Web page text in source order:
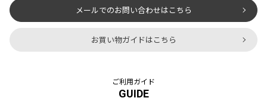
メールでのお問い合わせはこちら
お買い物ガイドはこちら
ご利用ガイド
GUIDE